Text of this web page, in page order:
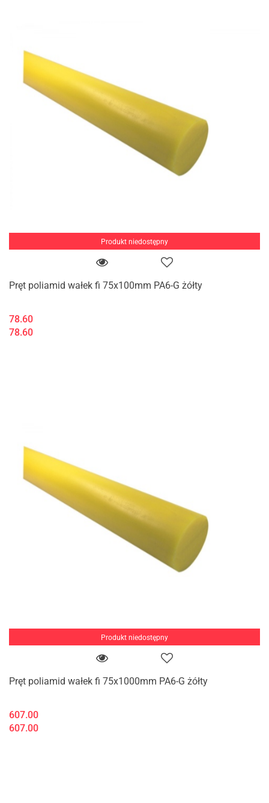
Produkt niedostępny
Pręt poliamid wałek fi 75x100mm PA6-G żółty
78.60
78.60
Produkt niedostępny
Pręt poliamid wałek fi 75x1000mm PA6-G żółty
607.00
607.00